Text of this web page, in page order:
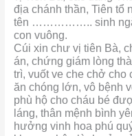
địa chánh thần, Tiên tổ
tên …………….. sinh
con vuông.
Cúi xin chư vị tiên Bà,
án, chứng giám lòng
trì, vuốt ve che chở cho
ăn chóng lớn, vô bệnh
phù hộ cho cháu bé
láng, thân mệnh bình
hưởng vinh hoa phú